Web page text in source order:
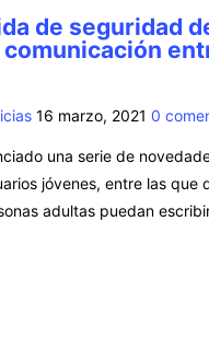
de seguridad
16 marzo, 2021 0
una serie de
jóvenes, entre las que
adultas puedan